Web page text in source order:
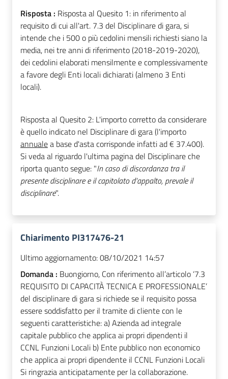
Risposta : Risposta al Quesito 1: in riferimento al
requisito di cui all'art. 7.3 del Disciplinare di gara, si
intende che i 500 o più cedolini mensili richiesti siano la
media, nei tre anni di riferimento (2018-2019-2020),
dei cedolini elaborati mensilmente e complessivamente
a favore degli Enti locali dichiarati (almeno 3 Enti
locali).
Risposta al Quesito 2: L'importo corretto da considerare
è quello indicato nel Disciplinare di gara (l'importo
annualea base d'asta corrisponde infatti ad € 37.400).
Si veda al riguardo l'ultima pagina del Disciplinare che
riporta quanto segue: "In caso di discordanza tra il
presente disciplinare e il capitolato d'appalto, prevale il
disciplinare".
Chiarimento PI317476-21
Ultimo aggiornamento:08/10/2021 14:57
Domanda : Buongiorno, Con riferimento all’articolo ‘7.3
REQUISITO DI CAPACITÀ TECNICA E PROFESSIONALE’
del disciplinare di gara si richiede se il requisito possa
essere soddisfatto per il tramite di cliente con le
seguenti caratteristiche: a) Azienda ad integrale
capitale pubblico che applica ai propri dipendenti il
CCNL Funzioni Locali b) Ente pubblico non economico
che applica ai propri dipendente il CCNL Funzioni Locali
Si ringrazia anticipatamente per la collaborazione.